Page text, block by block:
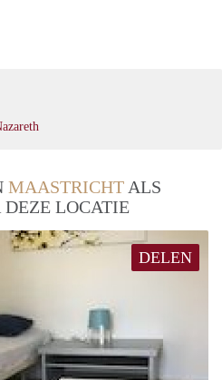
MAASTRICHT ALS
DEZE LOCATIE
DELEN